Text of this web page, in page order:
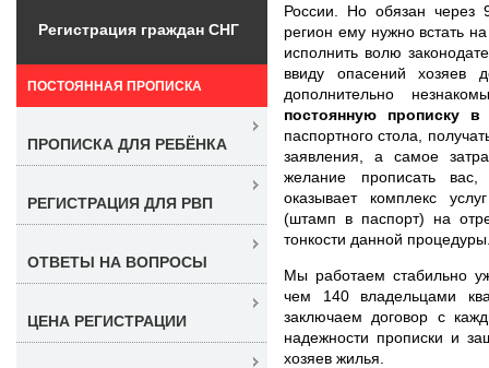
России. Но обязан через
регион ему нужно встать
исполнить волю
ввиду опасений хозяев
дополнительно
постоянную прописку в
паспортного стола,
заявления, а самое
желание прописать
оказывает комплекс
(штамп в паспорт) на
тонкости данной
Мы работаем стабильно
чем 140 владельцами
заключаем договор с
надежности прописки и
хозяев жилья.
Регистрация граждан СНГ
ПОСТОЯННАЯ ПРОПИСКА
ПРОПИСКА ДЛЯ РЕБЁНКА
РЕГИСТРАЦИЯ ДЛЯ РВП
ОТВЕТЫ НА ВОПРОСЫ
ЦЕНА РЕГИСТРАЦИИ